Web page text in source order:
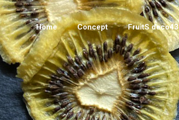
Home Concept FruitS deco43